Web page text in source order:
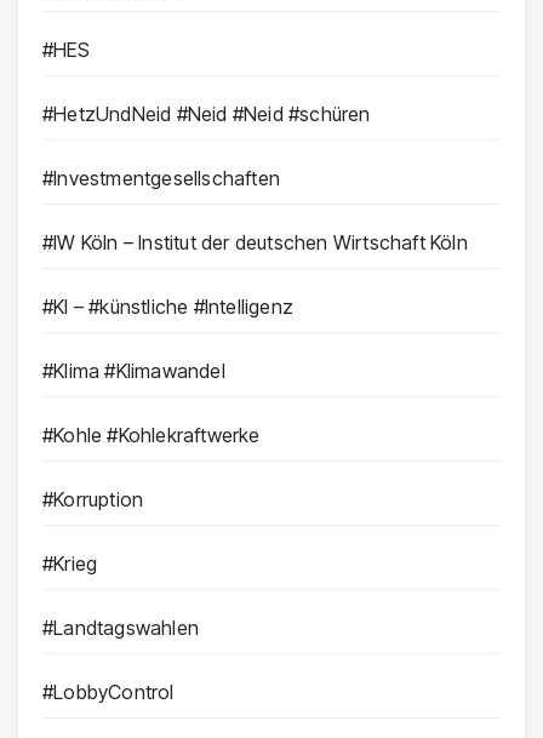
#HES
#HetzUndNeid #Neid #Neid #schüren
#Investmentgesellschaften
#IW Köln – Institut der deutschen Wirtschaft Köln
#KI – #künstliche #Intelligenz
#Klima #Klimawandel
#Kohle #Kohlekraftwerke
#Korruption
#Krieg
#Landtagswahlen
#LobbyControl